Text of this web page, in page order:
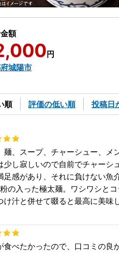
額
円
城陽市
順 評価の低い順 投稿日
麺、スープ、チャーシュー、メ
少し寂しいので自前でチャー
足感があり、それに負けない魚
の入った極太麺。ワシワシと
け汁と併せて啜ると最高に美味
食べたかったので、口コミの良